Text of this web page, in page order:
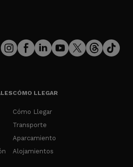
CÓMO LLEGAR
Cómo Llegar
Transporte
Aparcamiento
Alojamientos